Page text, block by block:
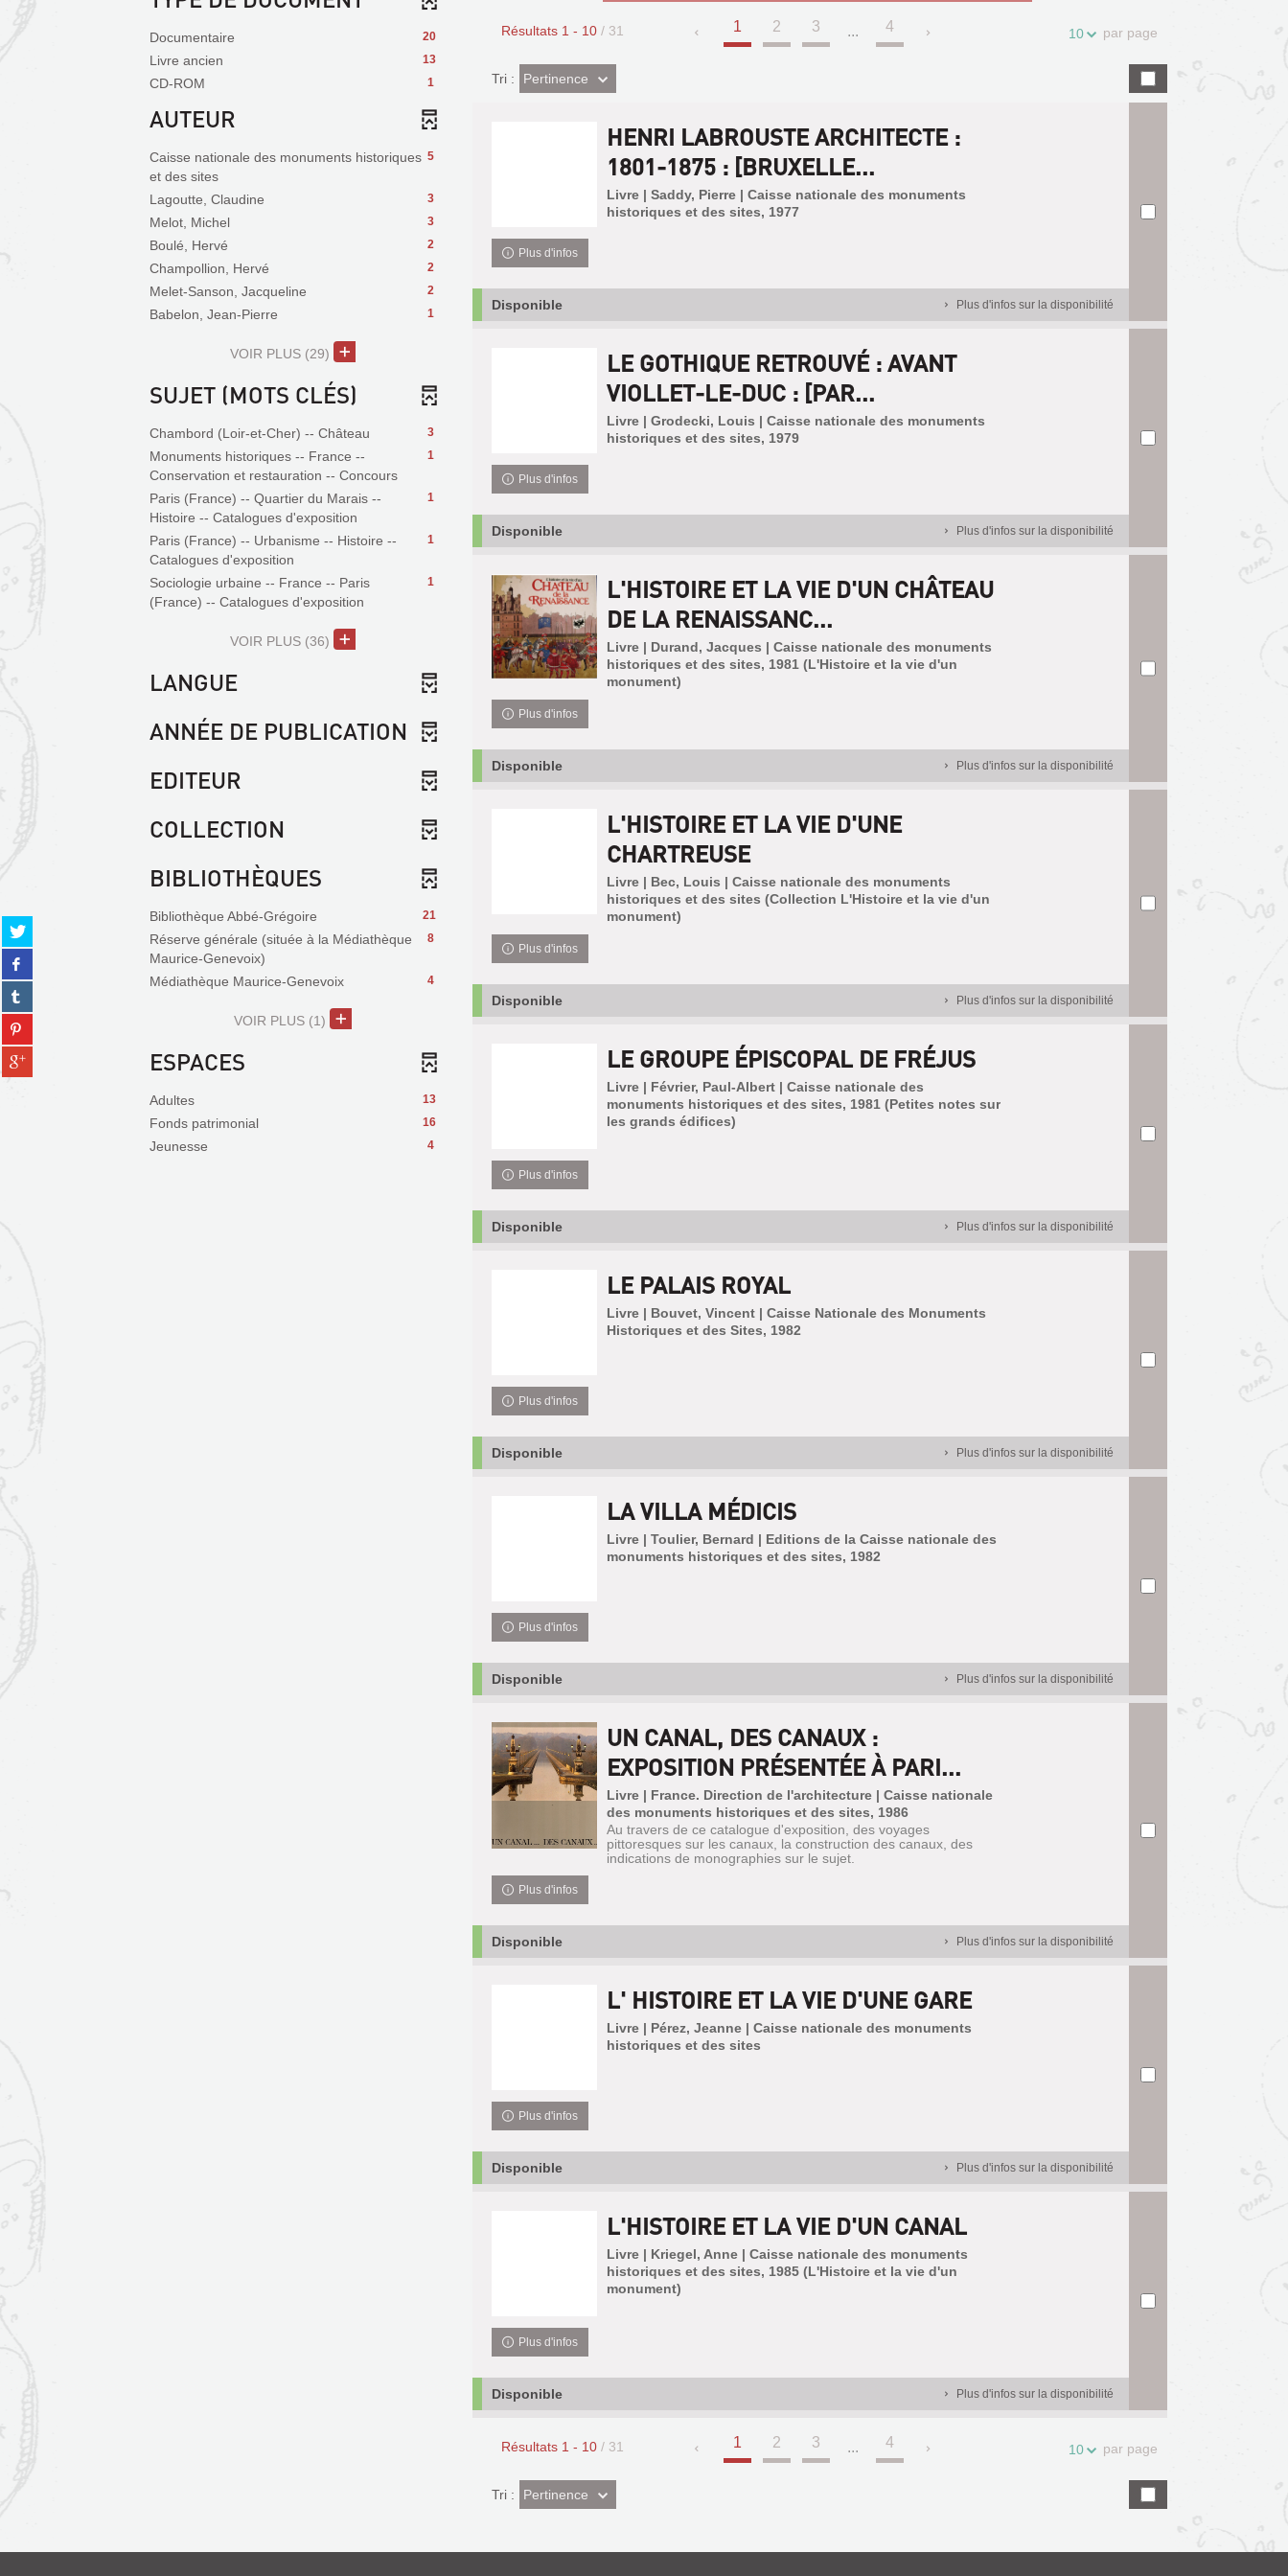
Partager
sur
twitter
(Nouvelle
fenêtre)
Partager
sur
facebook
(Nouvelle
fenêtre)
Partager
sur
tumblr
(Nouvelle
fenêtre)
Partager
sur
pinterest
(Nouvelle
Partager
sur
Résultats 1 - 10 / 31 1 2 3 ... 4 10 par page
Tri :(Effet
imédiat)
Pertinence
HENRI LABROUSTE ARCHITECTE :
1801-1875 : [BRUXELLE...
Livre | Saddy, Pierre | Caisse nationale des monuments
historiques et des sites, 1977
Plus d'infos
Disponible Plus d'infos sur la disponibilité
LE GOTHIQUE RETROUVÉ : AVANT
VIOLLET-LE-DUC : [PAR...
Livre | Grodecki, Louis | Caisse nationale des monuments
historiques et des sites, 1979
Plus d'infos
Disponible Plus d'infos sur la disponibilité
L'HISTOIRE ET LA VIE D'UN CHÂTEAU
DE LA RENAISSANC...
Livre | Durand, Jacques | Caisse nationale des monuments
historiques et des sites, 1981 (L'Histoire et la vie d'un
monument)
Plus d'infos
Disponible Plus d'infos sur la disponibilité
L'HISTOIRE ET LA VIE D'UNE
CHARTREUSE
Livre | Bec, Louis | Caisse nationale des monuments
historiques et des sites (Collection L'Histoire et la vie d'un
monument)
Plus d'infos
Disponible Plus d'infos sur la disponibilité
LE GROUPE ÉPISCOPAL DE FRÉJUS
Livre | Février, Paul-Albert | Caisse nationale des
monuments historiques et des sites, 1981 (Petites notes sur
les grands édifices)
Plus d'infos
Disponible Plus d'infos sur la disponibilité
LE PALAIS ROYAL
Livre | Bouvet, Vincent | Caisse Nationale des Monuments
Historiques et des Sites, 1982
Plus d'infos
Disponible Plus d'infos sur la disponibilité
LA VILLA MÉDICIS
Livre | Toulier, Bernard | Editions de la Caisse nationale des
monuments historiques et des sites, 1982
Plus d'infos
Disponible Plus d'infos sur la disponibilité
UN CANAL, DES CANAUX :
EXPOSITION PRÉSENTÉE À PARI...
Livre | France. Direction de l'architecture | Caisse nationale
des monuments historiques et des sites, 1986
Au travers de ce catalogue d'exposition, des voyages
pittoresques sur les canaux, la construction des canaux, des
indications de monographies sur le sujet.
Plus d'infos
Disponible Plus d'infos sur la disponibilité
L' HISTOIRE ET LA VIE D'UNE GARE
Livre | Pérez, Jeanne | Caisse nationale des monuments
historiques et des sites
Plus d'infos
Disponible Plus d'infos sur la disponibilité
L'HISTOIRE ET LA VIE D'UN CANAL
Livre | Kriegel, Anne | Caisse nationale des monuments
historiques et des sites, 1985 (L'Histoire et la vie d'un
monument)
Plus d'infos
Disponible Plus d'infos sur la disponibilité
Résultats 1 - 10 / 31 1 2 3 ... 4 10 par page
Tri :(Effet
imédiat)
Pertinence
20
Documentaire
13
Livre ancien
1
CD-ROM
AUTEUR
5
Caisse nationale des monuments historiques
et des sites
3
Lagoutte, Claudine
3
Melot, Michel
2
Boulé, Hervé
2
Champollion, Hervé
2
Melet-Sanson, Jacqueline
1
Babelon, Jean-Pierre
VOIR PLUS (29)
SUJET (MOTS CLÉS)
3
Chambord (Loir-et-Cher) -- Château
1
Monuments historiques -- France --
Conservation et restauration -- Concours
1
Paris (France) -- Quartier du Marais --
Histoire -- Catalogues d'exposition
1
Paris (France) -- Urbanisme -- Histoire --
Catalogues d'exposition
1
Sociologie urbaine -- France -- Paris
(France) -- Catalogues d'exposition
VOIR PLUS (36)
LANGUE
ANNÉE DE PUBLICATION
EDITEUR
COLLECTION
BIBLIOTHÈQUES
21
Bibliothèque Abbé-Grégoire
8
Réserve générale (située à la Médiathèque
Maurice-Genevoix)
4
Médiathèque Maurice-Genevoix
VOIR PLUS (1)
ESPACES
13
Adultes
16
Fonds patrimonial
4
Jeunesse